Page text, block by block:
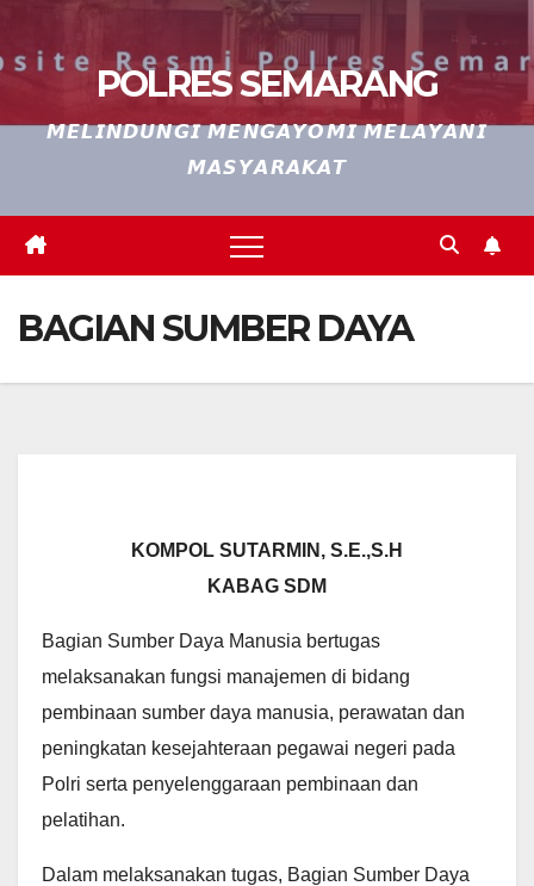
POLRES SEMARANG
𝙈𝙀𝙇𝙄𝙉𝘿𝙐𝙉𝙂𝙄 𝙈𝙀𝙉𝙂𝘼𝙔𝙊𝙈𝙄 𝙈𝙀𝙇𝘼𝙔𝘼𝙉𝙄
𝙈𝘼𝙎𝙔𝘼𝙍𝘼𝙆𝘼𝙏
BAGIAN SUMBER DAYA
KOMPOL SUTARMIN, S.E.,S.H
KABAG SDM
Bagian Sumber Daya Manusia bertugas
melaksanakan fungsi manajemen di bidang
pembinaan sumber daya manusia, perawatan dan
peningkatan kesejahteraan pegawai negeri pada
Polri serta penyelenggaraan pembinaan dan
pelatihan.
Dalam melaksanakan tugas, Bagian Sumber Daya